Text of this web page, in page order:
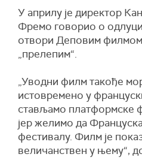
У априлу је директор
Фремо говорио о
отвори Деповим
„прелепим“.
„Уводни филм такође
истовремено у
стављамо платформске
јер желимо да
фестивалу. Филм је
величанствен у њему“,